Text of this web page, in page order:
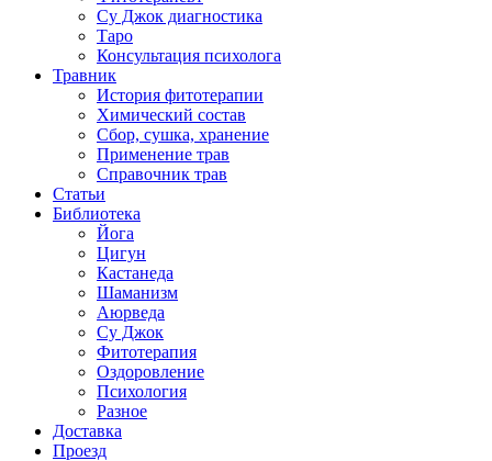
Су Джок диагностика
Таро
Консультация психолога
Травник
История фитотерапии
Химический состав
Сбор, сушка, хранение
Применение трав
Справочник трав
Статьи
Библиотека
Йога
Цигун
Кастанеда
Шаманизм
Аюрведа
Су Джок
Фитотерапия
Оздоровление
Психология
Разное
Доставка
Проезд